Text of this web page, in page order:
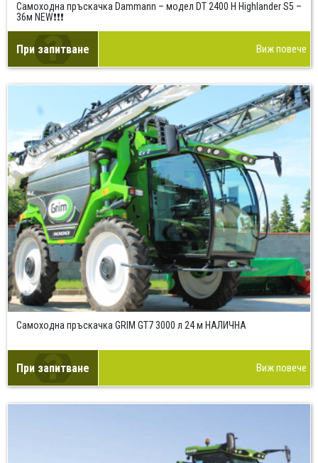
Самоходна пръскачка Dammann – модел DT 2400 H Highlander S5 –
36м NEW❗❗❗
При запитване Виж повече
Самоходна пръскачка GRIM GТ7 3000 л 24 м НАЛИЧНА
При запитване Виж повече